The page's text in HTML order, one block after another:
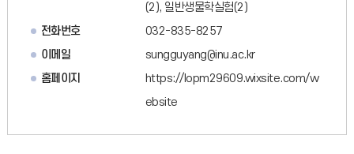
(2), 일반생물학실험(2)
전화번호
032-835-8257
이메일
sungguyang@inu.ac.kr
홈페이지
https://lopm29609.wixsite.com/w
ebsite